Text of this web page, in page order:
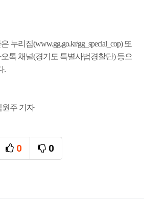
누리집(www.gg.go.kr/gg_special_cop) 또
톡 채널(경기도 특별사법경찰단)등으
.
원주 기자
0
추천
0
비추천